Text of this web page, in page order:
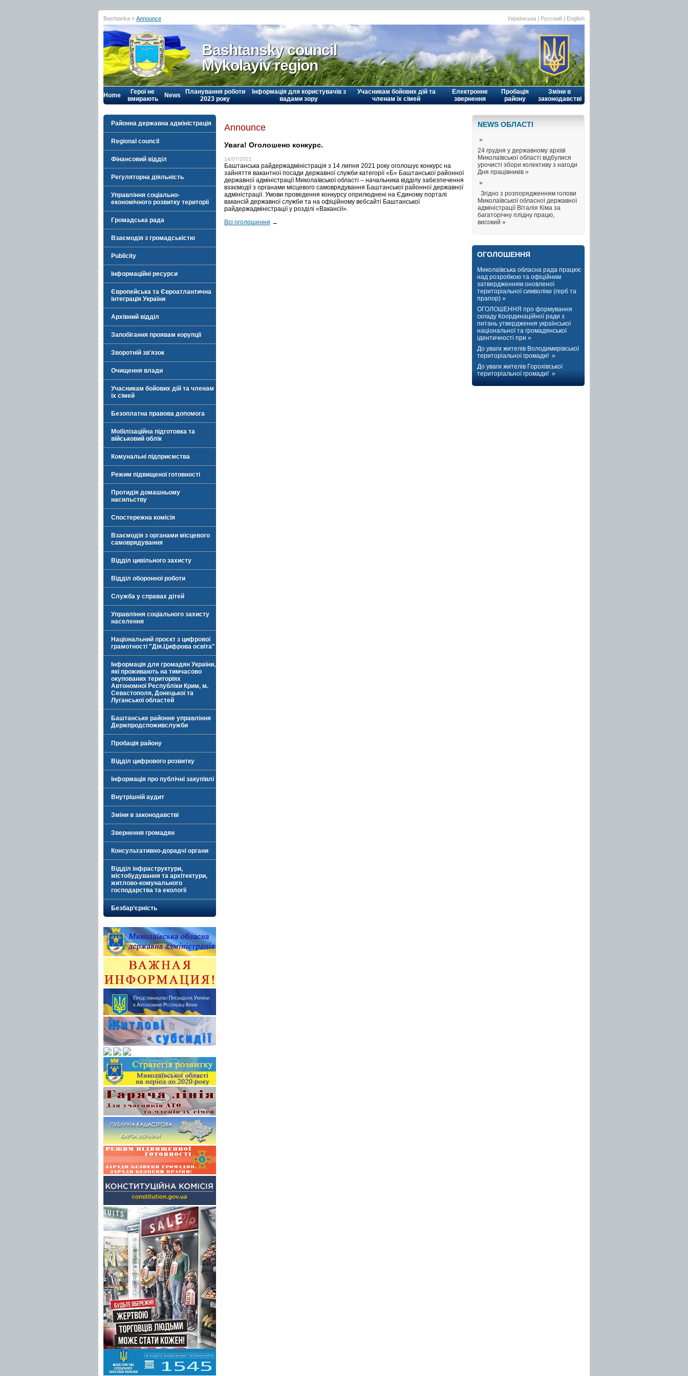
Bashtanka » Announce Українська | Русский | English
Bashtansky council
Mykolayiv region
Home
Герої не
вмирають
News
Планування роботи
2023 року
Інформація для користувачів з
вадами зору
Учасникам бойових дій та
членам їх сімей
Електронне
звернення
Пробація
району
Зміни в
законодавстві
Районна державна адміністрація
Regional council
Фінансовий відділ
Регуляторна діяльність
Управління соціально-
економічного розвитку території
Громадська рада
Взаємодія з громадськістю
Publicity
Інформаційні ресурси
Європейська та Євроатлантична
інтеграція України
Архівний відділ
Запобігання проявам корупції
Зворотній зв'язок
Очищення влади
Учасникам бойових дій та членам
їх сімей
Безоплатна правова допомога
Мобілізаційна підготовка та
військовий облік
Комунальні підприємства
Режим підвищеної готовності
Протидія домашньому
насильству
Спостережна комісія
Взаємодія з органами місцевого
самоврядування
Відділ цивільного захисту
Відділ оборонної роботи
Служба у справах дітей
Управління соціального захисту
населення
Національний проєкт з цифрової
грамотності "Дія.Цифрова освіта"
Інформація для громадян України,
які проживають на тимчасово
окупованих територіях
Автономної Республіки Крим, м.
Севастополя, Донецької та
Луганської областей
Баштанське районне управління
Держпродспоживслужби
Пробація району
Відділ цифрового розвитку
Інформація про публічні закупівлі
Внутрішній аудит
Зміни в законодавстві
Звернення громадян
Консультативно-дорадчі органи
Відділ інфраструктури,
містобудування та архітектури,
житлово-комунального
господарства та екології
Безбар’єрність
Announce
Увага! Оголошено конкурс.
14/07/2021
Баштанська райдержадміністрація з 14 липня 2021 року оголошує конкурс на
зайняття вакантної посади державної служби категорії «Б» Баштанської районної
державної адміністрації Миколаївської області – начальника відділу забезпечення
взаємодії з органами місцевого самоврядування Баштанської районної державної
адміністрації. Умови проведення конкурсу оприлюднені на Єдиному порталі
вакансій державної служби та на офіційному вебсайті Баштанської
райдержадміністрації у розділі «Вакансії».
Всі оголошення →
NEWS ОБЛАСТI
»
24 грудня у державному архіві
Миколаївської області відбулися
урочисті збори колективу з нагоди
Дня працівників »
»
Згідно з розпорядженням голови
Миколаївської обласної державної
адміністрації Віталія Кіма за
багаторічну плідну працю,
високий »
ОГОЛОШЕННЯ
Миколаївська обласна рада працює
над розробкою та офіційним
затвердженням оновленої
територіальної символіки (герб та
прапор) »
ОГОЛОШЕННЯ про формування
складу Координаційної ради з
питань утвердження української
національної та громадянської
ідентичності при »
До уваги жителів Володимирівської
територіальної громади! »
До уваги жителів Горохівської
територіальної громади! »